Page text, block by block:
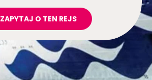
ZAPYTAJ O TEN REJS